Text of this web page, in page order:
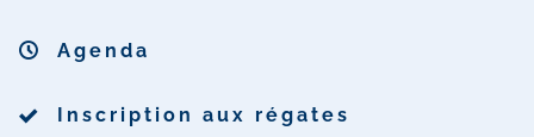
Agenda
Inscription aux régates